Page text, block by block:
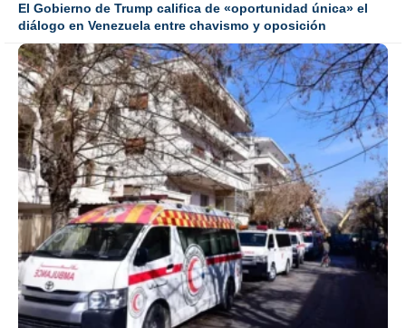
El Gobierno de Trump califica de «oportunidad única» el
diálogo en Venezuela entre chavismo y oposición